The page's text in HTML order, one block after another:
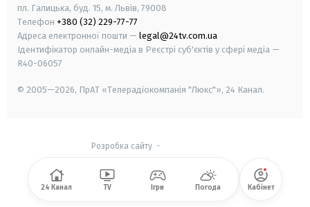
пл. Галицька, буд. 15, м. Львів, 79008
Телефон +380 (32) 229-77-77
Адреса електронної пошти — legal@24tv.com.ua
Ідентифікатор онлайн-медіа в Реєстрі суб'єктів у сфері медіа —
R40-06057
© 2005—2026, ПрАТ «Телерадіокомпанія "Люкс"», 24 Канал.
Розробка сайту-
24 Канал TV Ігри Погода Кабінет